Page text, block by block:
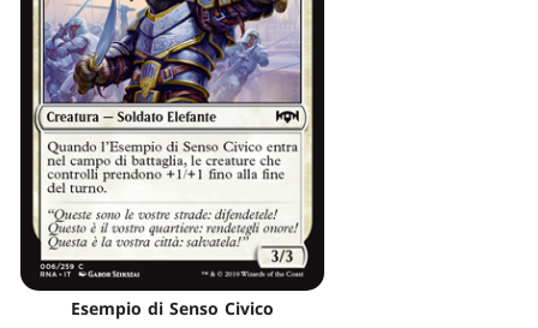
Esempio di Senso Civico